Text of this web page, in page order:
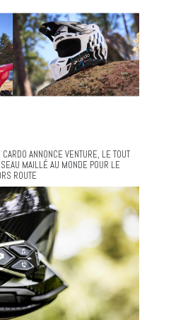
ANNONCE VENTURE, LE TOUT
MAILLÉ AU MONDE POUR LE
ROUTE